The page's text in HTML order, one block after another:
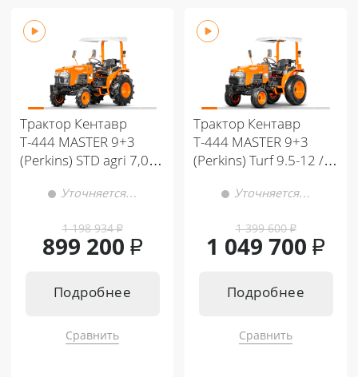
Трактор Кентавр
Т-444 MASTER 9+3
(Perkins) STD agri 7,00-
Уточняется…
1 198 934₽
899 200 ₽
Подробнее
Сравнить
Трактор Кентавр
Т-444 MASTER 9+3
(Perkins) Turf 9.5-12 /
Уточняется…
1 399 600₽
1 049 700 ₽
Подробнее
Сравнить